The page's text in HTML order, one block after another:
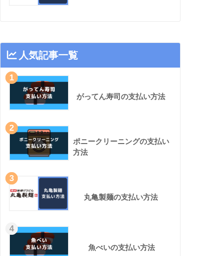
人気記事一覧
1
がってん寿司の支払い方法
2
ポニークリーニングの支払い
方法
3
丸亀製麺の支払い方法
4
魚べいの支払い方法